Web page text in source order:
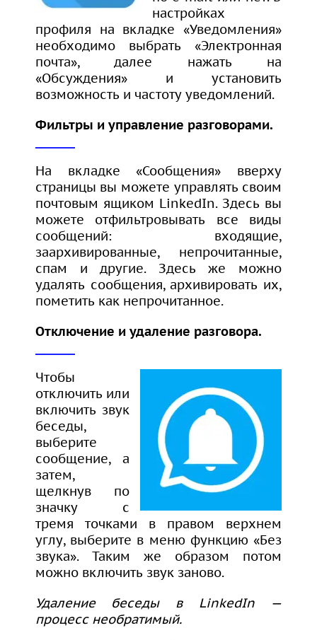
настройках
профиля на вкладке «Уведомления»
необходимо выбрать «Электронная
почта», далее нажать на
«Обсуждения» и установить
возможность и частоту уведомлений.
Фильтры и управление разговорами.
На вкладке «Сообщения» вверху
страницы вы можете управлять своим
почтовым ящиком LinkedIn. Здесь вы
можете отфильтровывать все виды
сообщений: входящие,
заархивированные, непрочитанные,
спам и другие. Здесь же можно
удалять сообщения, архивировать их,
пометить как непрочитанное.
Отключение и удаление разговора.
Чтобы
отключить или
включить звук
беседы,
выберите
сообщение, а
затем,
щелкнув по
значку с
тремя точками в правом верхнем
углу, выберите в меню функцию «Без
звука». Таким же образом потом
можно включить звук заново.
Удаление беседы в LinkedIn —
процесс необратимый.